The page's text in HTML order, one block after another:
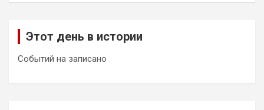
Этот день в истории
Событий на записано